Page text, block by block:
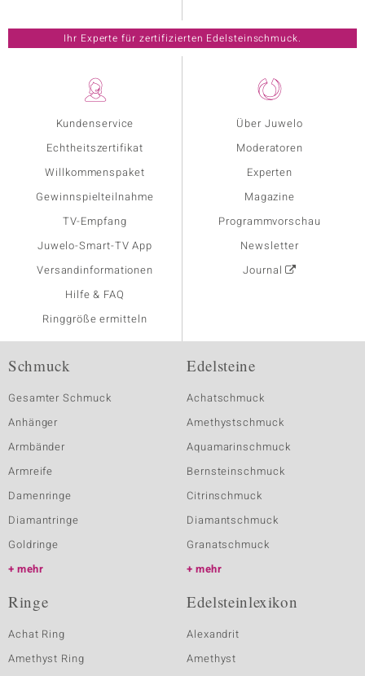
Kundenservice
Echtheitszertifikat
Willkommenspaket
Gewinnspielteilnahme
TV-Empfang
Juwelo-Smart-TV App
Versandinformationen
Hilfe & FAQ
Ringgröße ermitteln
Über Juwelo
Moderatoren
Experten
Magazine
Programmvorschau
Newsletter
Journal
Ihr Experte für zertifizierten Edelsteinschmuck.
Schmuck
Gesamter Schmuck
Anhänger
Armbänder
Armreife
Damenringe
Diamantringe
Goldringe
mehr
Edelsteine
Achatschmuck
Amethystschmuck
Aquamarinschmuck
Bernsteinschmuck
Citrinschmuck
Diamantschmuck
Granatschmuck
mehr
Ringe
Achat Ring
Amethyst Ring
Edelsteinlexikon
Alexandrit
Amethyst